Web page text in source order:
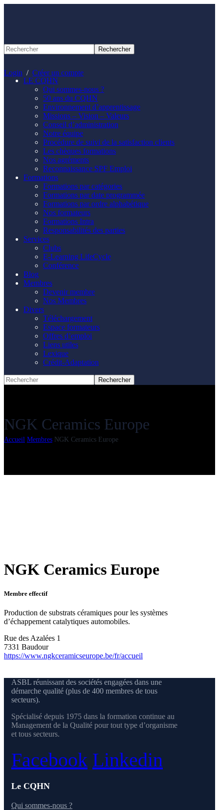
Login / Créer un compte
LE CQHN
Qui sommes-nous ?
50 ans du CQHN
Environnement d’apprentissage
Missions – Vision – Valeurs
Conseil d’administration
Notre équipe
Procédure de suivi de la satisfaction clients
Les chèques formations
Nos agréments
Reconnaissance SPF Emploi
Formations
Formations par catégories
Formations par date programmée
Formations par ordre alphabétique
Nos formateurs
Formations Intra
Responsabilités des parties
Services
Clubs
E-Learning LifeCycle
Conférence
Blog
Membres
Devenir membre
Nos Membres
Divers
Téléchargement
Espace formateurs
Offres d’emploi
Liens utiles
Lexique
Crédit-Adaptation
NGK Ceramics Europe
Accueil Membres NGK Ceramics Europe
NGK Ceramics Europe
Membre effectif
Production de substrats céramiques pour les systèmes
d’échappement catalytiques automobiles.
Rue des Azalées 1
7331 Baudour
https://www.ngkceramicseurope.be/fr/accueil
ASBL réunissant des sociétés engagées dans une
démarche qualité (plus de 400 membres de tous
secteurs).
Spécialisé depuis 1975 dans la formation continue au
Management de la Qualité pour tout type d’organisme
et tous secteurs.
Facebook Linkedin
Le CQHN
Qui sommes-nous ?
Panneau de gestion des cookies